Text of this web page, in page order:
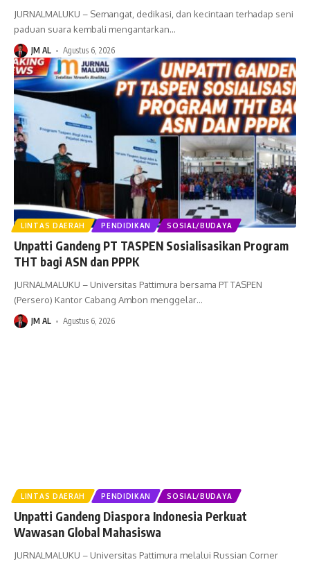
JURNALMALUKU – Semangat, dedikasi, dan kecintaan terhadap seni
paduan suara kembali mengantarkan…
JM AL Agustus 6, 2026
LINTAS DAERAH PENDIDIKAN SOSIAL/BUDAYA
Unpatti Gandeng PT TASPEN Sosialisasikan Program
THT bagi ASN dan PPPK
JURNALMALUKU – Universitas Pattimura bersama PT TASPEN
(Persero) Kantor Cabang Ambon menggelar…
JM AL Agustus 6, 2026
LINTAS DAERAH PENDIDIKAN SOSIAL/BUDAYA
Unpatti Gandeng Diaspora Indonesia Perkuat
Wawasan Global Mahasiswa
JURNALMALUKU – Universitas Pattimura melalui Russian Corner